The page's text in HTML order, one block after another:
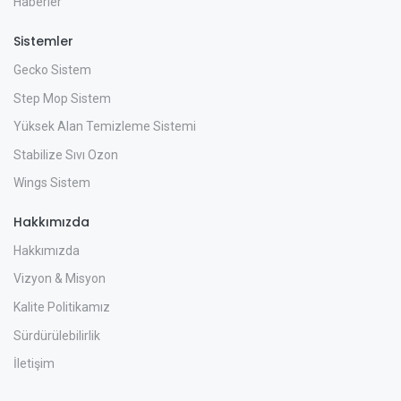
Sistemler
Gecko Sistem
Step Mop Sistem
Yüksek Alan Temizleme Sistemi
Stabilize Sıvı Ozon
Wings Sistem
Hakkımızda
Hakkımızda
Vizyon & Misyon
Kalite Politikamız
Sürdürülebilirlik
İletişim